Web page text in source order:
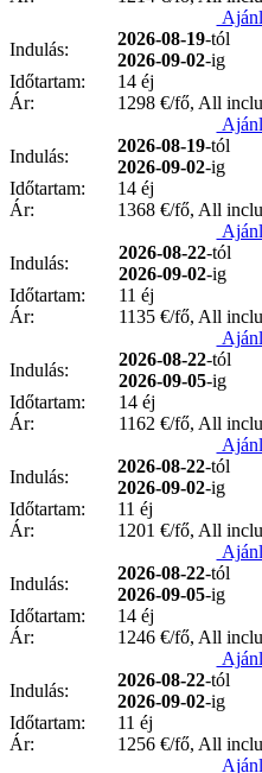
Indulás:
2026-08-19-tól
2026-09-02-ig
Időtartam:
14 éj
Ár:
1298 €/fő, All
Indulás:
2026-08-19-tól
2026-09-02-ig
Időtartam:
14 éj
Ár:
1368 €/fő, All
Indulás:
2026-08-22-tól
2026-09-02-ig
Időtartam:
11 éj
Ár:
1135 €/fő, All
Indulás:
2026-08-22-tól
2026-09-05-ig
Időtartam:
14 éj
Ár:
1162 €/fő, All
Indulás:
2026-08-22-tól
2026-09-02-ig
Időtartam:
11 éj
Ár:
1201 €/fő, All
Indulás:
2026-08-22-tól
2026-09-05-ig
Időtartam:
14 éj
Ár:
1246 €/fő, All
Indulás:
2026-08-22-tól
2026-09-02-ig
Időtartam:
11 éj
Ár:
1256 €/fő, All